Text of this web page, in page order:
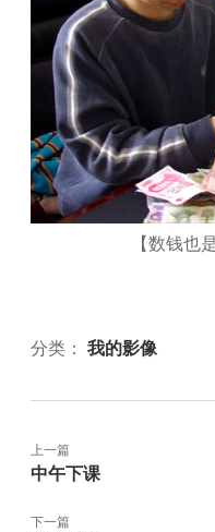
【数钱也
分类： 我的影像
上一篇
中午下课
下一篇